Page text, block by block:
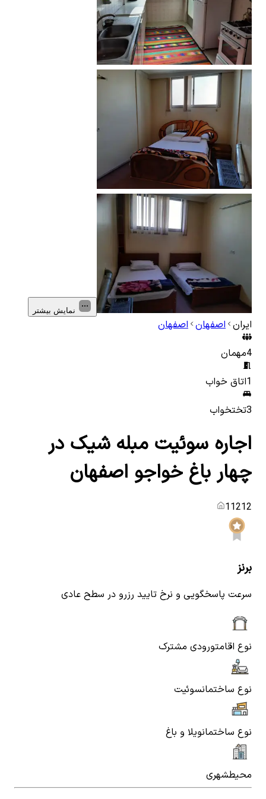
نمایش بیشتر
ایران اصفهان اصفهان
4مهمان
1اتاق خواب
3تختخواب
اجاره سوئیت مبله شیک در
چهار باغ خواجو اصفهان
11212
برنز
سرعت پاسخگویی و نرخ تایید رزرو در سطح عادی
نوع اقامتورودی مشترک
نوع ساختمانسوئیت
نوع ساختمانویلا و باغ
محیطشهری